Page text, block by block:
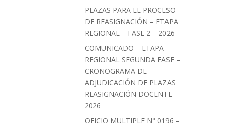
PLAZAS PARA EL PROCESO
DE REASIGNACIÓN – ETAPA
REGIONAL – FASE 2 – 2026
COMUNICADO – ETAPA
REGIONAL SEGUNDA FASE –
CRONOGRAMA DE
ADJUDICACIÓN DE PLAZAS
REASIGNACIÓN DOCENTE
2026
OFICIO MULTIPLE N° 0196 –